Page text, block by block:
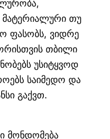
თუ
ფასობს, ვიდრე
თბილი
უსიტყვოდ
საიმედო და
გაქვთ.
მონდომება